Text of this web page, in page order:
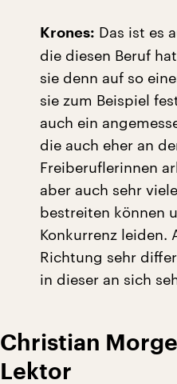
Krones: Das ist es
die diesen Beruf
sie denn auf so
sie zum Beispiel
auch ein
die auch eher an
Freiberuflerinnen
aber auch sehr
bestreiten können
Konkurrenz leiden.
Richtung sehr
in dieser an sich
Christian
Lektor